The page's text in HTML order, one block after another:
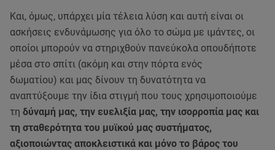
Και, όμως, υπάρχει μία τέλεια λύση και αυτή είναι οι
ασκήσεις ενδυνάμωσης για όλο το σώμα με ιμάντες, οι
οποίοι μπορούν να στηριχθούν πανεύκολα οπουδήποτε
μέσα στο σπίτι (ακόμη και στην πόρτα ενός
δωματίου) και μας δίνουν τη δυνατότητα να
αναπτύξουμε την ίδια στιγμή που τους χρησιμοποιούμε
τη δύναμή μας, την ευελιξία μας, την ισορροπία μας και
τη σταθερότητα του μυϊκού μας συστήματος,
αξιοποιώντας αποκλειστικά και μόνο το βάρος του